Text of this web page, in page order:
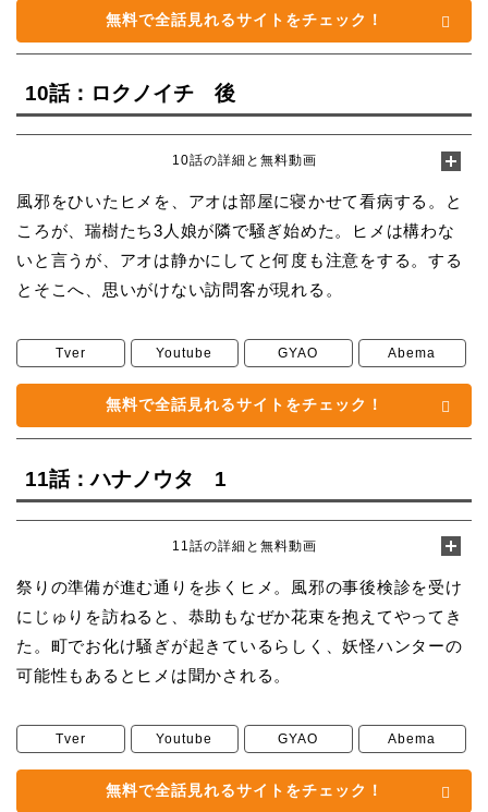
無料で全話見れるサイトをチェック！
10話：ロクノイチ 後
10話の詳細と無料動画
風邪をひいたヒメを、アオは部屋に寝かせて看病する。と
ころが、瑞樹たち3人娘が隣で騒ぎ始めた。ヒメは構わな
いと言うが、アオは静かにしてと何度も注意をする。する
とそこへ、思いがけない訪問客が現れる。
Tver Youtube GYAO Abema
無料で全話見れるサイトをチェック！
11話：ハナノウタ 1
11話の詳細と無料動画
祭りの準備が進む通りを歩くヒメ。風邪の事後検診を受け
にじゅりを訪ねると、恭助もなぜか花束を抱えてやってき
た。町でお化け騒ぎが起きているらしく、妖怪ハンターの
可能性もあるとヒメは聞かされる。
Tver Youtube GYAO Abema
無料で全話見れるサイトをチェック！